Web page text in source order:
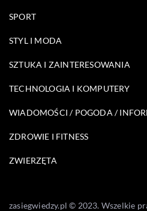
SPORT
STYL I MODA
SZTUKA I ZAINTERESOWANIA
TECHNOLOGIA I KOMPUTERY
WIADOMOŚCI / POGODA /
ZDROWIE I FITNESS
ZWIERZĘTA
zasiegwiedzy.pl © 2023. Wszelkie